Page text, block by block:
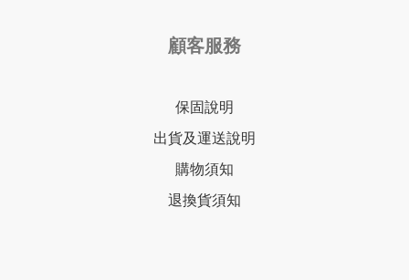
顧客服務
保固說明
出貨及運送說明
購物須知
退換貨須知